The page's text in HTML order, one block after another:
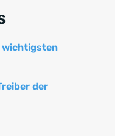
wichtigsten
der